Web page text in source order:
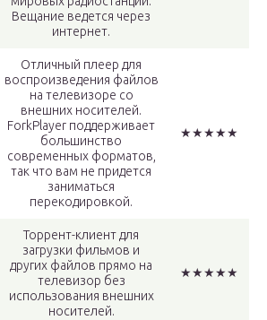
Вещание ведется через
интернет.
Отличный плеер для
воспроизведения файлов
на телевизоре со
внешних носителей.
ForkPlayer поддерживает
большинство
современных форматов,
так что вам не придется
заниматься
перекодировкой.
★★★★★
Торрент-клиент для
загрузки фильмов и
других файлов прямо на
телевизор без
использования внешних
носителей.
★★★★★